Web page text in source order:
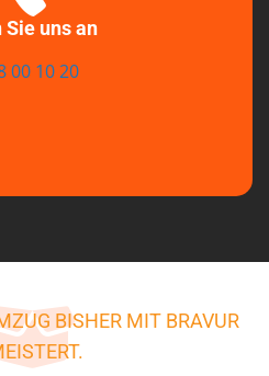
Sie uns an
00 10 20
BISHER MIT BRAVUR